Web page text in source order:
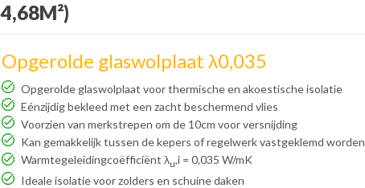
Opgerolde glaswolplaat λ0,035
Opgerolde glaswolplaat voor thermische en akoestische isolatie
Eénzijdig bekleed met een zacht beschermend vlies
Voorzien van merkstrepen om de 10cm voor versnijding
Kan gemakkelijk tussen de kepers of regelwerk vastgeklemd worden
Warmtegeleidingcoëfficiënt λu,i = 0,035 W/mK
Ideale isolatie voor zolders en schuine daken